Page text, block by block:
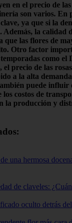
en el precio de las
son varios. En
ya que si la
Además, la calidad
que las flores de
Otro factor
como el
el precio de las
a la alta
puede influir
los costos de
la producción y
una hermosa
de claveles:
oculto detrás